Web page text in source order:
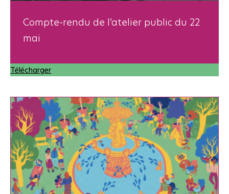
Compte-rendu de l’atelier public du 22
mai
Télécharger